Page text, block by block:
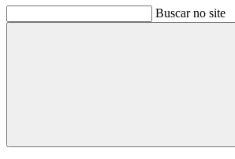
Buscar no site
Buscar